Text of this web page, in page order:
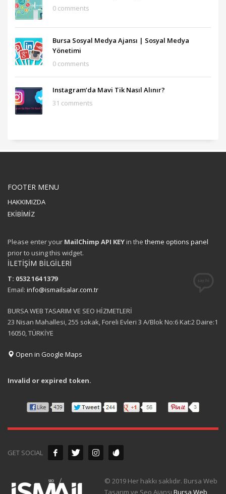
0 comments
Bursa Sosyal Medya Ajansı‎ | Sosyal Medya
Yönetimi
0 comments
Instagram’da Mavi Tik Nasıl Alınır?
31 comments
FOOTER MENU
HAKKIMIZDA
EKİBİMİZ
Please enter your MailChimp API KEY in the theme options panel
prior to using this widget.
İLETİŞİM BİLGİLERİ
T: 0532 164 1379
Email: info@ismailsalar.com.tr
BURSA WEB TASARIM VE SEO HİZMETLERİ
23 Nisan Mahallesi, 255 sokak, Foreli Evleri 3 A/Blok No:6 Kat:2 Daire:1
16050, TÜRKİYE
Open in Google Maps
Invalid or expired token.
GET SOCIAL
© 2019 Her hakkı saklıdır. Bursa Web
Tasarım ve Seo Ajansı Bursa Web